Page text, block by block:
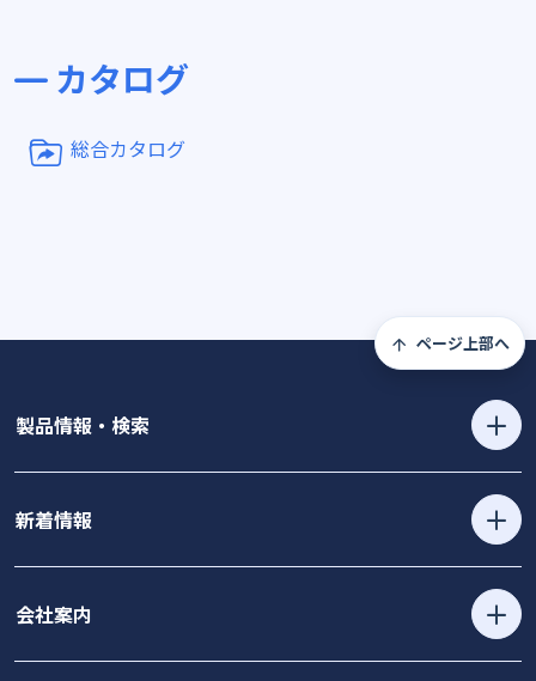
カタログ
総合カタログ
ページ上部へ
製品情報・検索
新着情報
会社案内